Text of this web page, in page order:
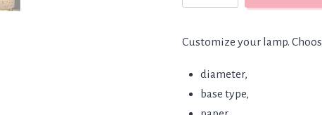
Customize your lamp.
diameter,
base type,